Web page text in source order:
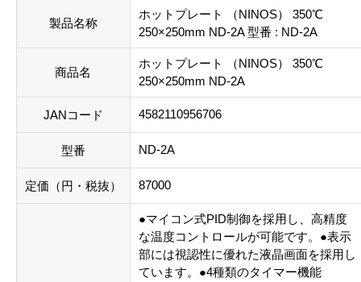
製品名称
ホットプレート （NINOS） 350℃
250×250mm ND-2A 型番 : ND-2A
商品名
ホットプレート （NINOS） 350℃
250×250mm ND-2A
JANコード 4582110956706
型番 ND-2A
定価（円・税抜） 87000
●マイコン式PID制御を採用し、高精度
な温度コントロールが可能です。●表示
部には視認性に優れた液晶画面を採用し
ています。●4種類のタイマー機能